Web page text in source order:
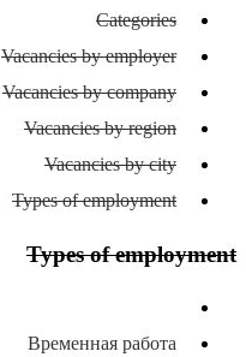
Categories
Vacancies by employer
Vacancies by company
Vacancies by region
Vacancies by city
Types of employment
Types of employment
Временная работа